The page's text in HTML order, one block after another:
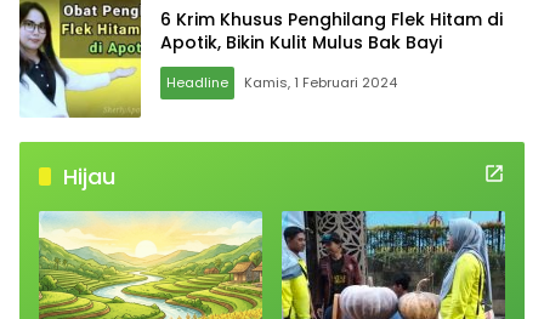
6 Krim Khusus Penghilang Flek Hitam di
Apotik, Bikin Kulit Mulus Bak Bayi
Headline Kamis, 1 Februari 2024
Hijau